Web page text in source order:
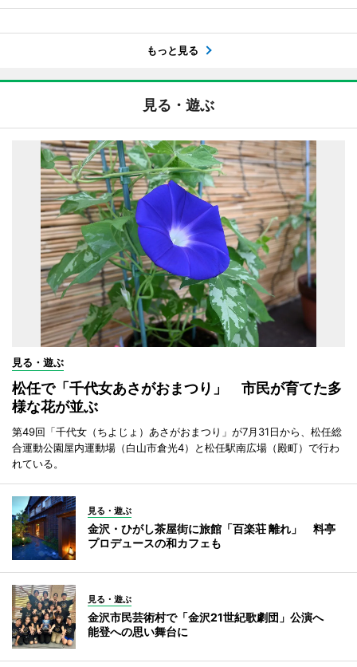
もっと見る
見る・遊ぶ
見る・遊ぶ
松任で「千代女あさがおまつり」 市民が育てた多
様な花が並ぶ
第49回「千代女（ちよじょ）あさがおまつり」が7月31日から、松任総
合運動公園屋内運動場（白山市倉光4）と松任駅南広場（殿町）で行わ
れている。
見る・遊ぶ
金沢・ひがし茶屋街に旅館「百楽荘 離れ」 料亭
プロデュースの和カフェも
見る・遊ぶ
金沢市民芸術村で「金沢21世紀歌劇団」公演へ
能登への思い舞台に